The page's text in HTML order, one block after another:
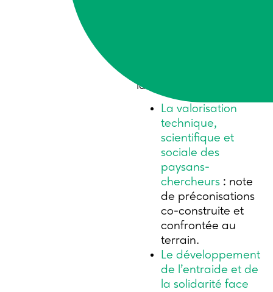
identifiées :
La valorisation
technique,
scientifique et
sociale des
paysans-
chercheurs : note
de préconisations
co-construite et
confrontée au
terrain.
Le développement
de l’entraide et de
la solidarité face